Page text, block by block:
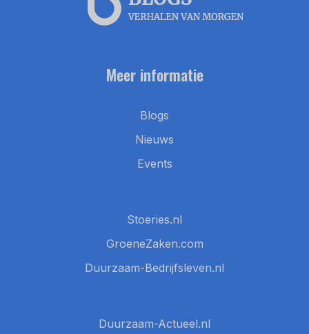
Meer informatie
Blogs
Nieuws
Events
Stoeries.nl
GroeneZaken.com
Duurzaam-Bedrijfsleven.nl
Duurzaam-Actueel.nl